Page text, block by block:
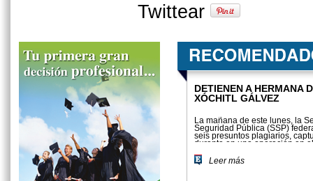
Twittear
DETIENEN A HERMANA
XÓCHITL GÁLVEZ
La mañana de este lunes, la
Seguridad Pública (SSP)
seis presuntos plagiarios,
durante en una operación en
Leer más